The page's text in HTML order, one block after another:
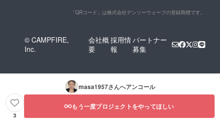
「QRコード」は株式会社デンソーウェーブの登録商標です。
© CAMPFIRE,
Inc.
会社概
要
採用情
報
パートナー
募集
masa1957さんへアンコール
3
もう一度プロジェクトをやってほしい